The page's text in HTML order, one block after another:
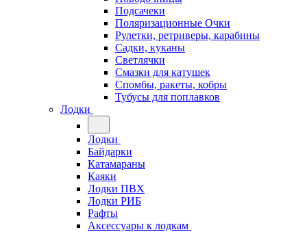
Подсачеки
Поляризационные Очки
Рулетки, ретриверы, карабины
Садки, куканы
Светлячки
Смазки для катушек
Спомбы, ракеты, кобры
Тубусы для поплавков
Лодки
Лодки
Байдарки
Катамараны
Каяки
Лодки ПВХ
Лодки РИБ
Рафты
Аксессуары к лодкам